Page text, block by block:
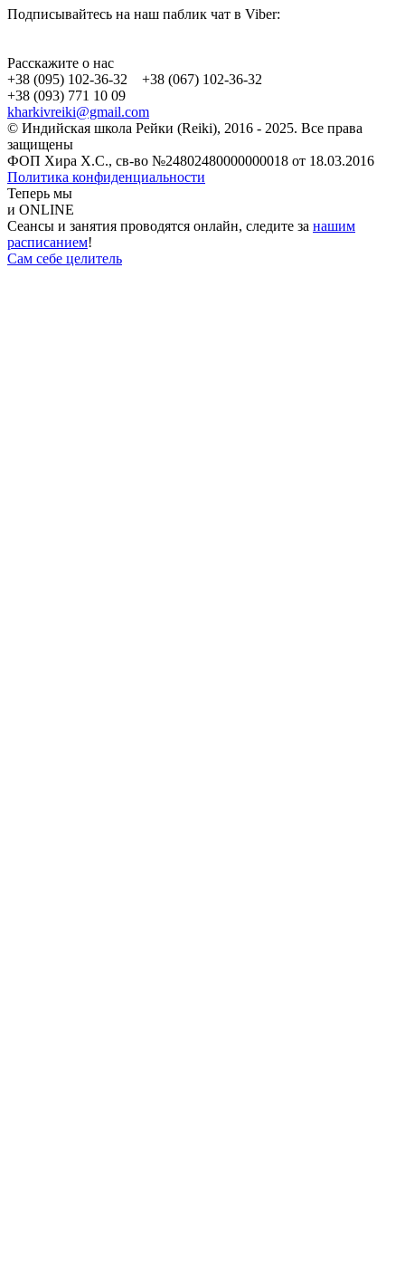
Подписывайтесь на наш паблик чат в Viber:
Расскажите о нас
+38 (095) 102-36-32 +38 (067) 102-36-32
+38 (093) 771 10 09
kharkivreiki@gmail.com
© Индийская школа Рейки (Reiki), 2016 - 2025. Все права
защищены
ФОП Хира Х.С., св-во №24802480000000018 от 18.03.2016
Политика конфиденциальности
Теперь мы
и ONLINE
Сеансы и занятия проводятся онлайн, следите за нашим
расписанием!
Сам себе целитель